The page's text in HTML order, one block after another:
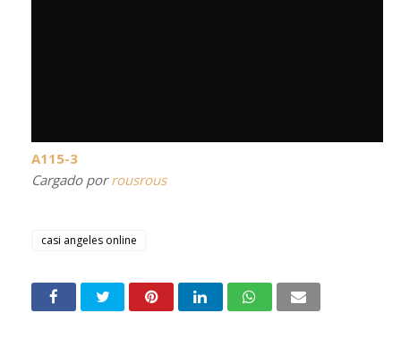
A115-3
Cargado porrousrous
casi angeles online